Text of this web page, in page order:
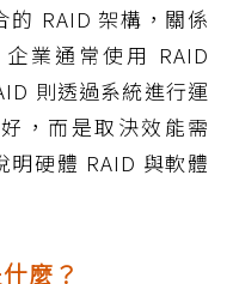
RAID 架構，關係
業通常使用 RAID
則透過系統進行運
，而是取決效能需
硬體 RAID 與軟體
麼？